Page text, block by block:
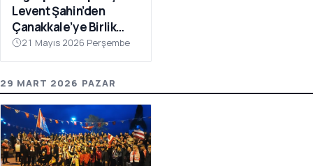
Levent Şahin’den
Çanakkale’ye Birlik
Çağrısı
21 Mayıs 2026 Perşembe
29 MART 2026 PAZAR